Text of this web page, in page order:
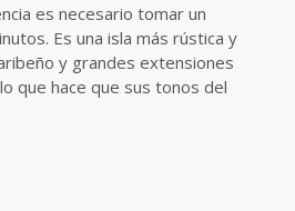
es necesario tomar un
Es una isla más rústica y
y grandes extensiones
que hace que sus tonos del